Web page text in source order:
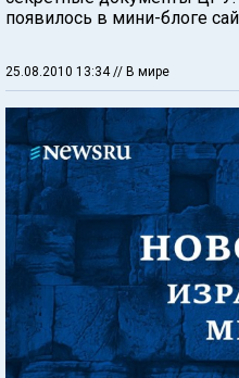
появилось в мини-блоге
25.08.2010 13:34 // В мире